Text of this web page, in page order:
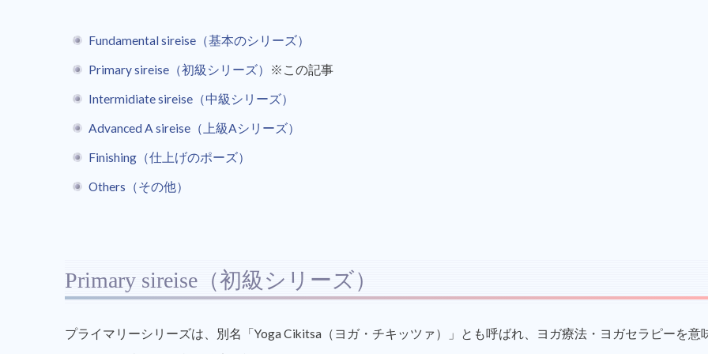
Fundamental sireise（基本のシリーズ）
Primary sireise（初級シリーズ） ※この記事
Intermidiate sireise（中級シリーズ）
Advanced A sireise（上級Aシリーズ）
Finishing（仕上げのポーズ）
Others（その他）
Primary sireise（初級シリーズ）
プライマリーシリーズは、別名「Yoga Cikitsa（ヨガ・チキッツァ）」とも呼ばれ、ヨガ療法・ヨガセラピーを意